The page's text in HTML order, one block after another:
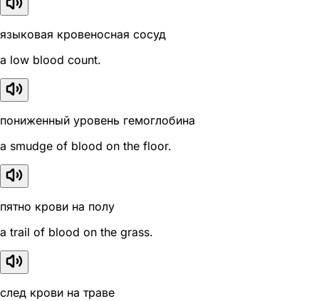
языковая кровеносная сосуд
a low blood count.
пониженный уровень гемоглобина
a smudge of blood on the floor.
пятно крови на полу
a trail of blood on the grass.
след крови на траве